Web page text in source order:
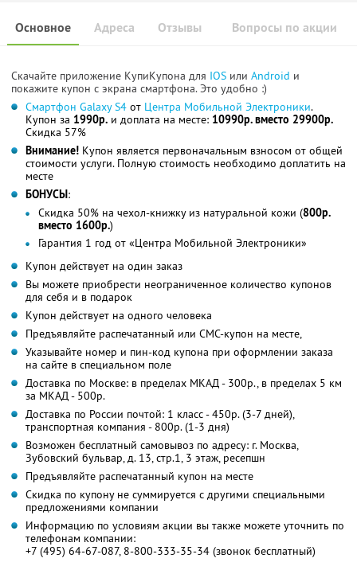
Основное Отзывы Вопросы по акции
Адреса
Скачайте приложение КупиКупона для IOS или Android и
покажите купон с экрана смартфона. Это удобно :)
Смартфон Galaxy S4 от Центра Мобильной Электроники.
Купон за 1990р. и доплата на месте: 10990р. вместо 29900р.
Скидка 57%
Внимание! Купон является первоначальным взносом от общей
стоимости услуги. Полную стоимость необходимо доплатить на
месте
БОНУСЫ:
Скидка 50% на чехол-книжку из натуральной кожи (800р.
вместо 1600р.)
Гарантия 1 год от «Центра Мобильной Электроники»
Купон действует на один заказ
Вы можете приобрести неограниченное количество купонов
для себя и в подарок
Купон действует на одного человека
Предъявляйте распечатанный или СМС-купон на месте,
Указывайте номер и пин-код купона при оформлении заказа
на сайте в специальном поле
Доставка по Москве: в пределах МКАД - 300р., в пределах 5 км
за МКАД - 500р.
Доставка по России почтой: 1 класс - 450р. (3-7 дней),
транспортная компания - 800р. (1-3 дня)
Возможен бесплатный самовывоз по адресу: г. Москва,
Зубовский бульвар, д. 13, стр.1, 3 этаж, ресепшн
Предъявляйте распечатанный купон на месте
Скидка по купону не суммируется с другими специальными
предложениями компании
Информацию по условиям акции вы также можете уточнить по
телефонам компании:
+7 (495) 64-67-087, 8-800-333-35-34 (звонок бесплатный)